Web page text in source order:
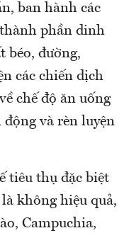
ban hành các
phần dinh
béo, đường,
các chiến dịch
chế độ ăn uống
và rèn luyện
tiêu thụ đặc biệt
không hiệu quả,
Campuchia,